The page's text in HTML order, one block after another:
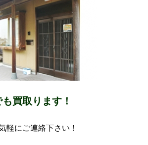
買取ります！
軽にご連絡下さい！